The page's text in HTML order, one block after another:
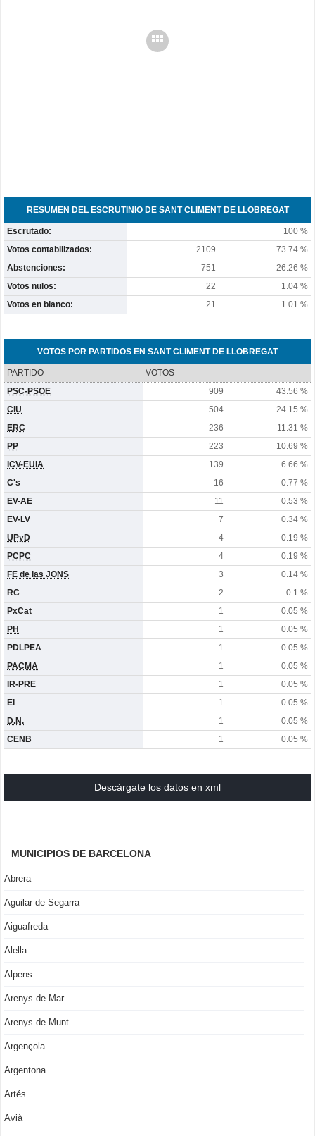
RESUMEN DEL ESCRUTINIO DE SANT CLIMENT DE LLOBREGAT
Escrutado:
100 %
Votos contabilizados:
2109
73.74 %
Abstenciones:
751
26.26 %
Votos nulos:
22
1.04 %
Votos en blanco:
21 1.01 %
VOTOS POR PARTIDOS EN SANT CLIMENT DE LLOBREGAT
PARTIDO
VOTOS
PSC-PSOE
909
43.56 %
CiU
504
24.15 %
ERC
236
11.31 %
PP
223
10.69 %
ICV-EUiA
139
6.66 %
C's
16
0.77 %
EV-AE
11
0.53 %
EV-LV
7
0.34 %
UPyD
4
0.19 %
PCPC
4
0.19 %
FE de las JONS
3
0.14 %
RC
2
0.1 %
PxCat
1
0.05 %
PH
1
0.05 %
PDLPEA
1
0.05 %
PACMA
1
0.05 %
IR-PRE
1
0.05 %
Ei
1
0.05 %
D.N.
1
0.05 %
CENB
1 0.05 %
Descárgate los datos en xml
MUNICIPIOS DE BARCELONA
Abrera
Aguilar de Segarra
Aiguafreda
Alella
Alpens
Arenys de Mar
Arenys de Munt
Argençola
Argentona
Artés
Avià